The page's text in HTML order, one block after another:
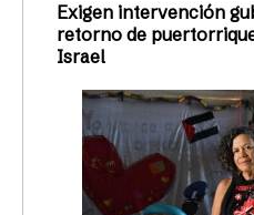
Exigen intervención
retorno de
Israel